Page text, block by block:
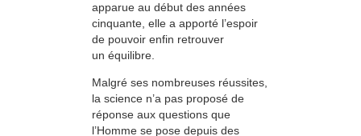
apparue au début des années
cinquante, elle a apporté l’espoir
de pouvoir enfin retrouver
un équilibre.
Malgré ses nombreuses réussites,
la science n’a pas proposé de
réponse aux questions que
l’Homme se pose depuis des